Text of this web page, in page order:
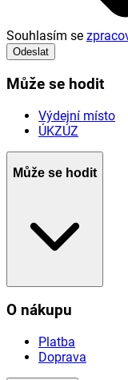
Souhlasím se
Odeslat
Může se hodit
Výdejní místo
ÚKZÚZ
Může se hodit
O nákupu
Platba
Doprava